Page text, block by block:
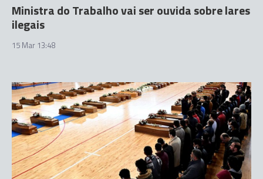
Ministra do Trabalho vai ser ouvida sobre lares
ilegais
15 Mar 13:48